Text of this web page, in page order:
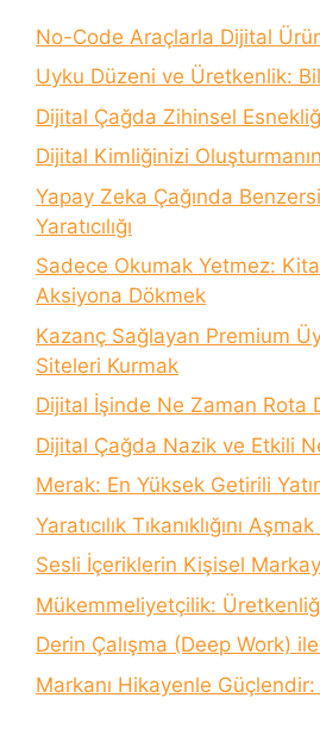
No-Code Araçlarla Dijital
Uyku Düzeni ve Üretkenlik:
Dijital Çağda Zihinsel
Dijital Kimliğinizi
Yapay Zeka Çağında
Yaratıcılığı
Sadece Okumak Yetmez:
Aksiyona Dökmek
Kazanç Sağlayan Premium
Siteleri Kurmak
Dijital İşinde Ne Zaman Rota
Dijital Çağda Nazik ve Etkili
Merak: En Yüksek Getirili
Yaratıcılık Tıkanıklığını
Sesli İçeriklerin Kişisel
Mükemmeliyetçilik:
Derin Çalışma (Deep Work)
Markanı Hikayenle